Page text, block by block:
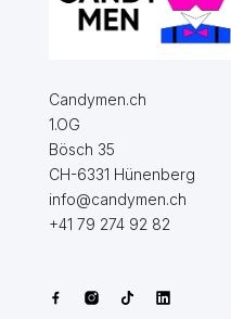
Candymen.ch
1.OG
Bösch 35
CH-6331 Hünenberg
info@candymen.ch
+41 79 274 92 82